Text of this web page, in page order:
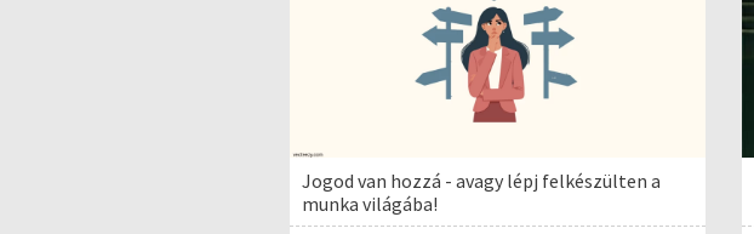
Jogod van hozzá - avagy lépj felkészülten a
munka világába!